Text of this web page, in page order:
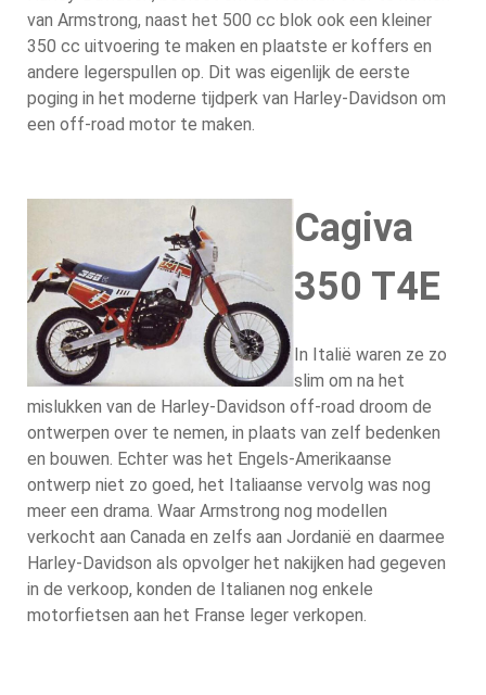
van Armstrong, naast het 500 cc blok ook een kleiner
350 cc uitvoering te maken en plaatste er koffers en
andere legerspullen op. Dit was eigenlijk de eerste
poging in het moderne tijdperk van Harley-Davidson om
een off-road motor te maken.
Cagiva
350 T4E
In Italië waren ze zo
slim om na het
mislukken van de Harley-Davidson off-road droom de
ontwerpen over te nemen, in plaats van zelf bedenken
en bouwen. Echter was het Engels-Amerikaanse
ontwerp niet zo goed, het Italiaanse vervolg was nog
meer een drama. Waar Armstrong nog modellen
verkocht aan Canada en zelfs aan Jordanië en daarmee
Harley-Davidson als opvolger het nakijken had gegeven
in de verkoop, konden de Italianen nog enkele
motorfietsen aan het Franse leger verkopen.